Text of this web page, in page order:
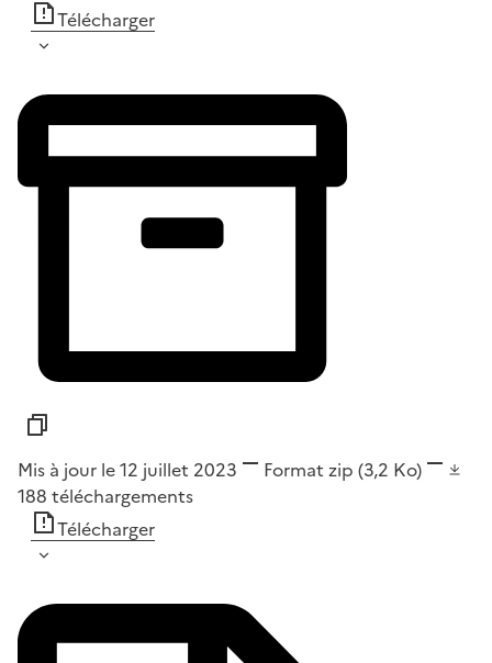
Télécharger
Mis à jour le 12 juillet 2023 Format zip (3,2 Ko)
188 téléchargements
Télécharger